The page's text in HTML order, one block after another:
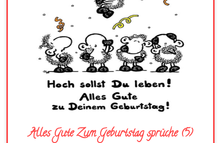
Alles Gute Zum Geburtstag sprüche (5)